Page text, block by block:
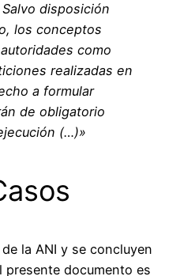
Salvo disposición
los conceptos
como
realizadas en
a formular
de obligatorio
(…)»
la ANI y se concluyen
presente documento es